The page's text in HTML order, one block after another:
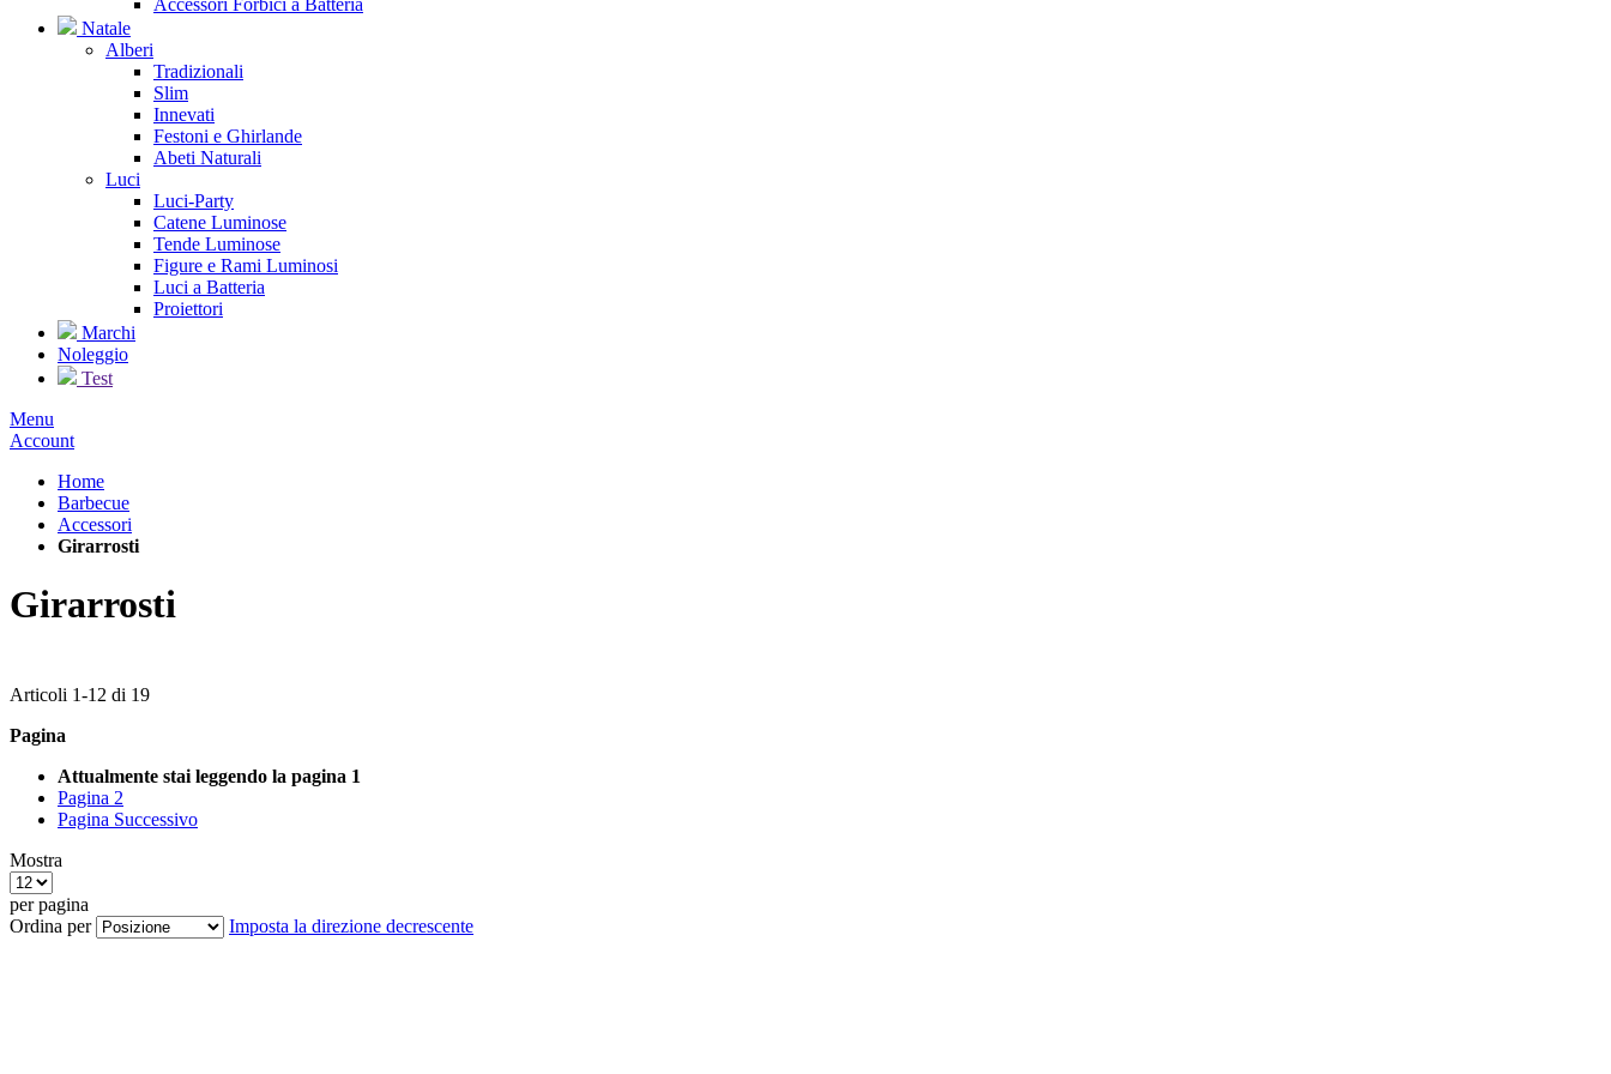
Accessori Forbici a Batteria
Natale
Alberi
Tradizionali
Slim
Innevati
Festoni e Ghirlande
Abeti Naturali
Luci
Luci-Party
Catene Luminose
Tende Luminose
Figure e Rami Luminosi
Luci a Batteria
Proiettori
Marchi
Noleggio
Test
Menu
Account
Home
Barbecue
Accessori
Girarrosti
Girarrosti
Articoli 1-12 di 19
Pagina
Attualmente stai leggendo la pagina 1
Pagina 2
Pagina Successivo
Mostra
per pagina
Ordina per
Imposta la direzione decrescente